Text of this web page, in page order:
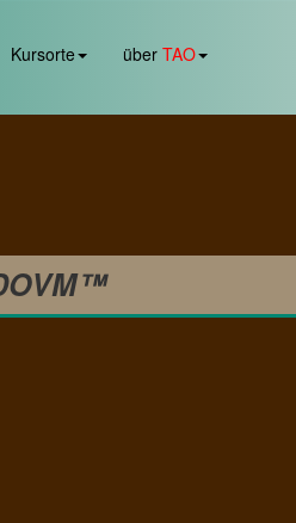
Kursorte über TAO